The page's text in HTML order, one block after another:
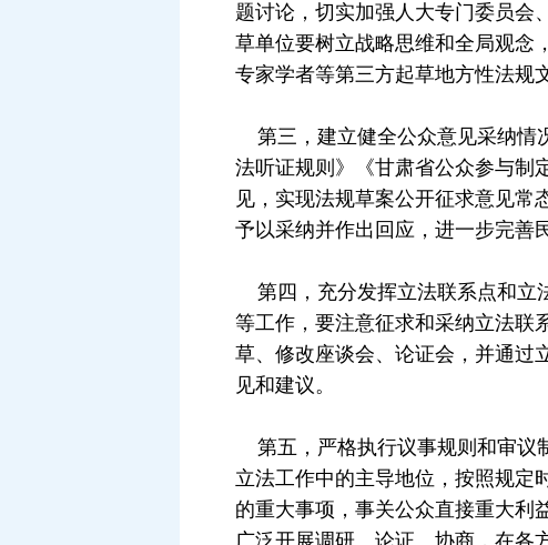
题讨论，切实加强人大专门委员会
草单位要树立战略思维和全局观念
专家学者等第三方起草地方性法规
第三，建立健全公众意见采纳情
法听证规则》《甘肃省公众参与制
见，实现法规草案公开征求意见常
予以采纳并作出回应，进一步完善
第四，充分发挥立法联系点和立
等工作，要注意征求和采纳立法联
草、修改座谈会、论证会，并通过
见和建议。
第五，严格执行议事规则和审议
立法工作中的主导地位，按照规定
的重大事项，事关公众直接重大利
广泛开展调研、论证、协商，在各